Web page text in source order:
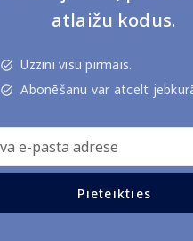
atlaižu kodus.
Uzzini visu pirmais.
Abonēšanu var atcelt
Pieteikties